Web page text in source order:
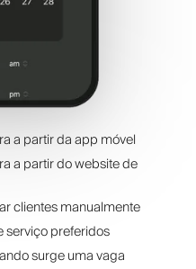
a partir da app móvel
a partir do website de
clientes manualmente
serviço preferidos
surge uma vaga